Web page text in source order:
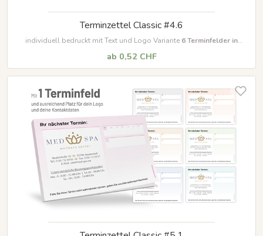
Terminzettel Classic #4.6
individuell bedruckt mit Text und Logo Variante 6Terminfelder in
ab 0,52 CHF